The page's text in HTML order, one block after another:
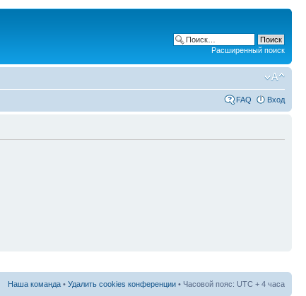
Расширенный поиск
FAQ Вход
Наша команда • Удалить cookies конференции • Часовой пояс: UTC + 4 часа